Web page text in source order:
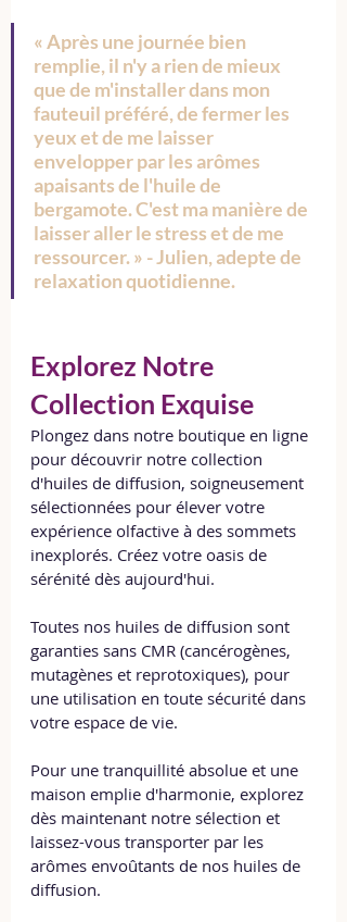
« Après une journée bien
remplie, il n'y a rien de mieux
que de m'installer dans mon
fauteuil préféré, de fermer les
yeux et de me laisser
envelopper par les arômes
apaisants de l'huile de
bergamote. C'est ma manière de
laisser aller le stress et de me
ressourcer. » - Julien, adepte de
relaxation quotidienne.
Explorez Notre
Collection Exquise
Plongez dans notre boutique en ligne
pour découvrir notre collection
d'huiles de diffusion, soigneusement
sélectionnées pour élever votre
expérience olfactive à des sommets
inexplorés. Créez votre oasis de
sérénité dès aujourd'hui.
Toutes nos huiles de diffusion sont
garanties sans CMR (cancérogènes,
mutagènes et reprotoxiques), pour
une utilisation en toute sécurité dans
votre espace de vie.
Pour une tranquillité absolue et une
maison emplie d'harmonie, explorez
dès maintenant notre sélection et
laissez-vous transporter par les
arômes envoûtants de nos huiles de
diffusion.